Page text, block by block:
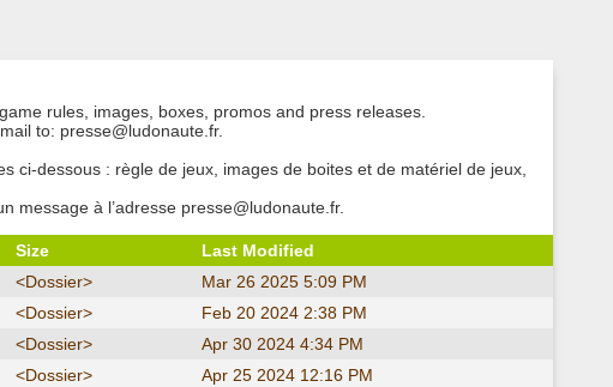
rules, images, boxes, promos and press releases.
to: presse@ludonaute.fr.
ci-dessous : règle de jeux, images de boites et de matériel de jeux,
message à l’adresse presse@ludonaute.fr.
Size
Last Modified
<Dossier>
Mar 26 2025 5:09 PM
<Dossier>
Feb 20 2024 2:38 PM
<Dossier>
Apr 30 2024 4:34 PM
<Dossier>
Apr 25 2024 12:16 PM